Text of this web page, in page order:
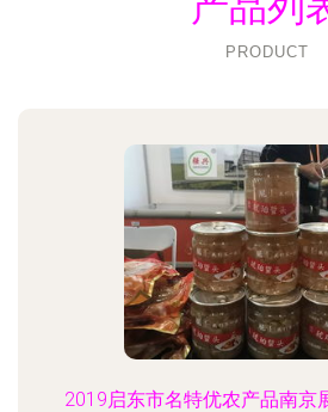
PRODUCT
2019启东市名特优农产品南京